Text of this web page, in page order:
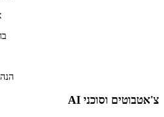
צ'אטבוטים וסוכני AI